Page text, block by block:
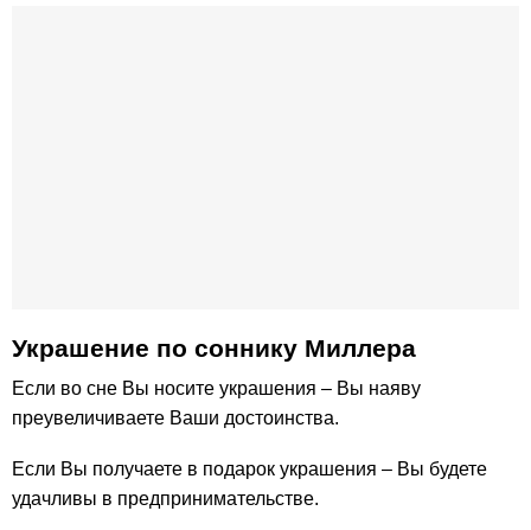
Украшение по cоннику Миллера
Если во сне Вы носите украшения – Вы наяву
преувеличиваете Ваши достоинства.
Если Вы получаете в подарок украшения – Вы будете
удачливы в предпринимательстве.